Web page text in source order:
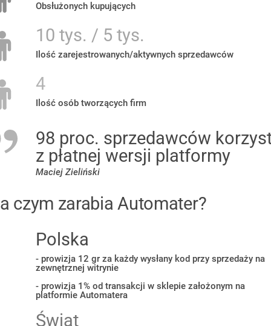
Obsłużonych kupujących
10 tys. / 5 tys.
Ilość zarejestrowanych/aktywnych sprzedawców
4
Ilość osób tworzących firm
98 proc. sprzedawców
z płatnej wersji platformy
Maciej Zieliński
czym zarabia Automater?
Polska
- prowizja 12 gr za każdy wysłany kod przy sprzedaży na
zewnętrznej witrynie
- prowizja 1% od transakcji w sklepie założonym na
platformie Automatera
Świat